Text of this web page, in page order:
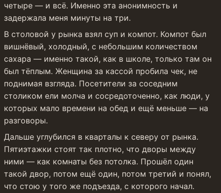
четыре — и всё. Именно эта анонимность и
задержала меня минуты на три.
В столовой у рынка взял суп и компот. Компот был
вишнёвый, холодный, с небольшим количеством
сахара — именно такой, как в школе, только там он
был тёплым. Женщина за кассой пробила чек, не
поднимая взгляда. Посетители за соседним
столиком ели молча и сосредоточенно, как люди, у
которых мало времени на обед и ещё меньше — на
разговоры.
Дальше углубился в кварталы к северу от рынка.
Пятиэтажки стоят так плотно, что дворы между
ними — как комнаты без потолка. Прошёл один
такой двор, потом ещё один, потом третий и понял,
что стою у того же подъезда, с которого начал.